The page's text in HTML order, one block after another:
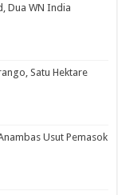
Dua WN India
Satu Hektare
Usut Pemasok